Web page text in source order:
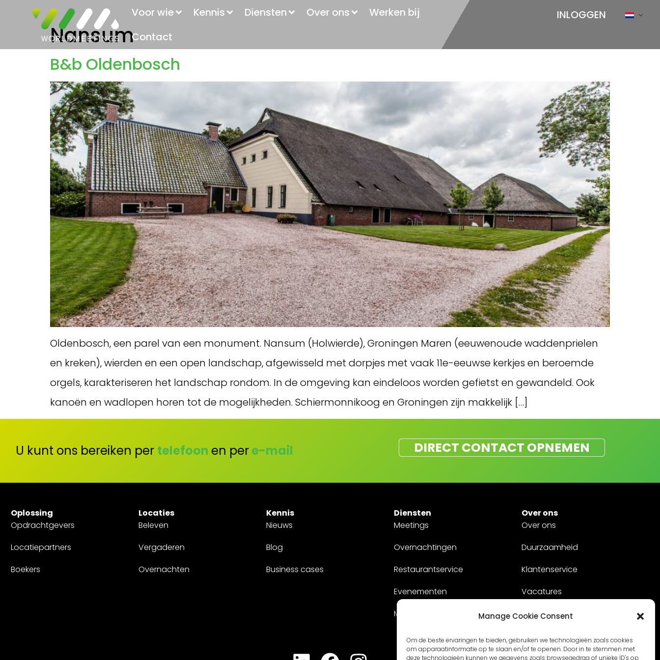
Manage Cookie Consent
Om de beste ervaringen te bieden, gebruiken we technologieën zoals cookies
om apparaatinformatie op te slaan en/of te openen. Door in te stemmen met
deze technologieën kunnen we gegevens zoals browsegedrag of unieke ID's op
INLOGGEN
Voor wie Kennis Diensten Over ons
Werken bij
Contact
Nansum
B&b Oldenbosch
Oldenbosch, een parel van een monument. Nansum (Holwierde), Groningen Maren (eeuwenoude waddenprielen
en kreken), wierden en een open landschap, afgewisseld met dorpjes met vaak 11e-eeuwse kerkjes en beroemde
orgels, karakteriseren het landschap rondom. In de omgeving kan eindeloos worden gefietst en gewandeld. Ook
kanoën en wadlopen horen tot de mogelijkheden. Schiermonnikoog en Groningen zijn makkelijk […]
U kunt ons bereiken per telefoon en pere-mail DIRECT CONTACT OPNEMEN
Oplossing
Opdrachtgevers
Locatiepartners
Boekers
Locaties
Beleven
Vergaderen
Overnachten
Kennis
Nieuws
Blog
Business cases
Diensten
Meetings
Overnachtingen
Restaurantservice
Evenementen
Maatwerk
Over ons
Over ons
Duurzaamheid
Klantenservice
Vacatures
Contact